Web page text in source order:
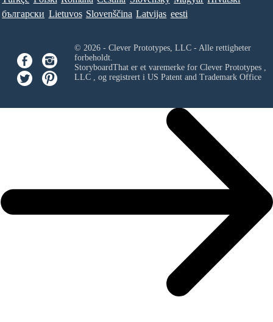
български Lietuvos Slovenščina Latvijas eesti
© 2026 - Clever Prototypes, LLC - Alle rettigheter
forbeholdt.
StoryboardThat er et varemerke for Clever Prototypes ,
LLC, og registrert i US Patent and Trademark Office